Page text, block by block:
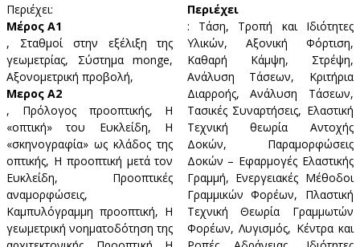
Περιέχει:
Μέρος Α1
, Σταθμοί στην εξέλιξη της
γεωμετρίας, Σύστημα monge,
Αξονομετρική προβολή,
Μερος Α2
, Πρόλογος προοπτικής, Η
«οπτική» του Ευκλείδη, Η
«σκηνογραφία» ως κλάδος της
οπτικής, Η προοπτική μετά τον
Ευκλείδη, Προοπτικές
αναμορφώσεις,
Καμπυλόγραμμη προοπτική, Η
γεωμετρική νοηματοδότηση της
Περιέχει
: Τάση, Τροπή και Ιδιότητες
Υλικών, Αξονική Φόρτιση,
Καθαρή Κάμψη, Στρέψη,
Ανάλυση Τάσεων, Κριτήρια
Διαρροής, Ανάλυση Τάσεων,
Τασικές Συναρτήσεις, Ελαστική
Τεχνική θεωρία Αντοχής
Δοκών, Παραμορφώσεις
Δοκών – Εφαρμογές Ελαστικής
Γραμμή, Ενεργειακές Μέθοδοι
Γραμμικών Φορέων, Πλαστική
Τεχνική Θεωρία Γραμμωτών
Φορέων, Λυγισμός, Κέντρα και